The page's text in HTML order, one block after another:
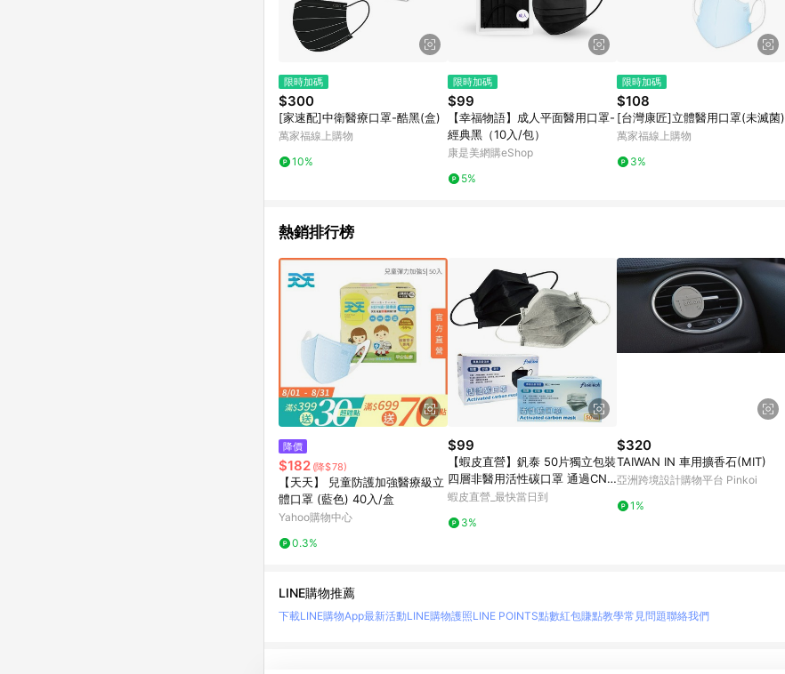
限時加碼
$300
[家速配]中衛醫療口罩-酷黑(盒)
萬家福線上購物
10%
限時加碼
$99
【幸福物語】成人平面醫用口罩-
經典黑（10入/包）
康是美網購eShop
5%
限時加碼
$108
[台灣康匠]立體醫用口罩(未滅菌)
萬家福線上購物
3%
熱銷排行榜
降價
$182 (降$78)
【天天】 兒童防護加強醫療級立
體口罩 (藍色) 40入/盒
Yahoo購物中心
0.3%
$99
【蝦皮直營】釩泰 50片獨立包裝
四層非醫用活性碳口罩 通過CNS
14775 過濾防塵拋棄式 非醫材
蝦皮直營_最快當日到
3%
$320
TAIWAN IN 車用擴香石(MIT)
亞洲跨境設計購物平台 Pinkoi
1%
LINE購物推薦
下載LINE購物App最新活動LINE購物護照LINE POINTS點數紅包賺點教學常見問題聯絡我們